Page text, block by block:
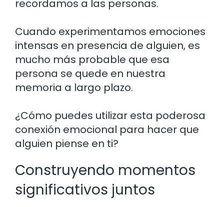
recordamos a las personas.
Cuando experimentamos emociones
intensas en presencia de alguien, es
mucho más probable que esa
persona se quede en nuestra
memoria a largo plazo.
¿Cómo puedes utilizar esta poderosa
conexión emocional para hacer que
alguien piense en ti?
Construyendo momentos
significativos juntos